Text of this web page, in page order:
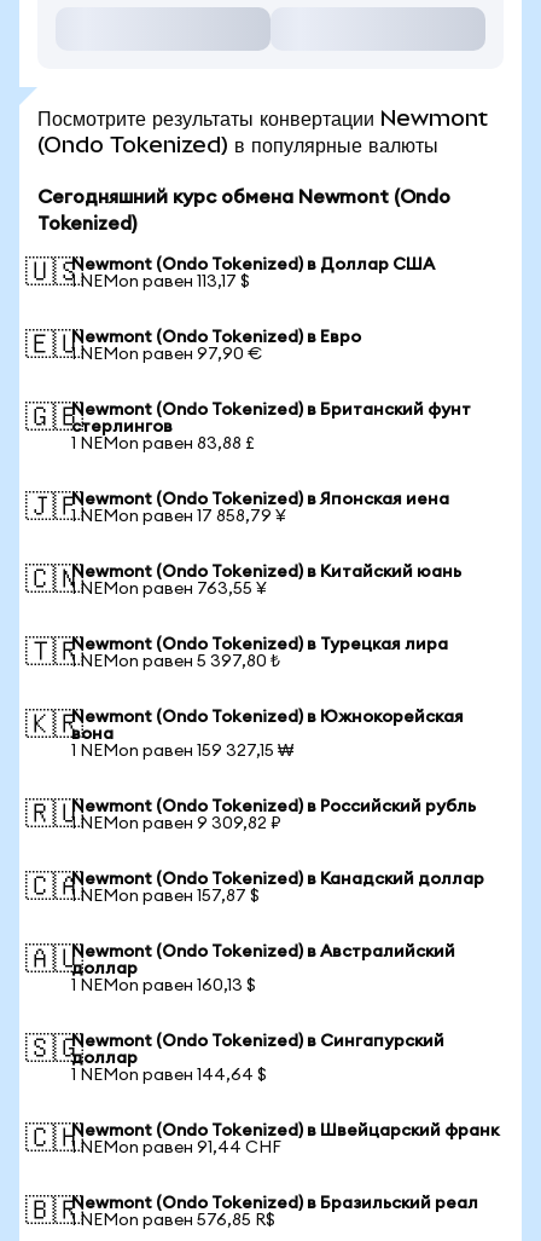
Посмотрите результаты конвертации Newmont
(Ondo Tokenized) в популярные валюты
Сегодняшний курс обмена Newmont (Ondo
Tokenized)
🇺🇸Newmont (Ondo Tokenized) в Доллар США
1 NEMon равен 113,17 $
🇪🇺Newmont (Ondo Tokenized) в Евро
1 NEMon равен 97,90 €
🇬🇧Newmont (Ondo Tokenized) в Британский фунт
стерлингов
1 NEMon равен 83,88 £
🇯🇵Newmont (Ondo Tokenized) в Японская иена
1 NEMon равен 17 858,79 ¥
🇨🇳Newmont (Ondo Tokenized) в Китайский юань
1 NEMon равен 763,55 ¥
🇹🇷Newmont (Ondo Tokenized) в Турецкая лира
1 NEMon равен 5 397,80 ₺
🇰🇷Newmont (Ondo Tokenized) в Южнокорейская
вона
1 NEMon равен 159 327,15 ₩
🇷🇺Newmont (Ondo Tokenized) в Российский рубль
1 NEMon равен 9 309,82 ₽
🇨🇦Newmont (Ondo Tokenized) в Канадский доллар
1 NEMon равен 157,87 $
🇦🇺Newmont (Ondo Tokenized) в Австралийский
доллар
1 NEMon равен 160,13 $
🇸🇬Newmont (Ondo Tokenized) в Сингапурский
доллар
1 NEMon равен 144,64 $
🇨🇭Newmont (Ondo Tokenized) в Швейцарский франк
1 NEMon равен 91,44 CHF
🇧🇷Newmont (Ondo Tokenized) в Бразильский реал
1 NEMon равен 576,85 R$